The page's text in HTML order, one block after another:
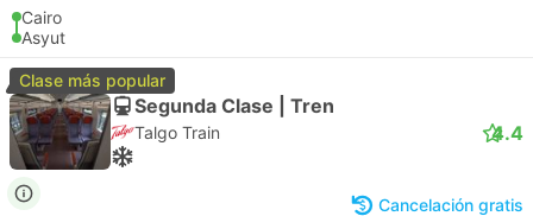
Cairo
Asyut
Clase más popular
Segunda Clase | Tren
Talgo Train 4.4
Cancelación gratis